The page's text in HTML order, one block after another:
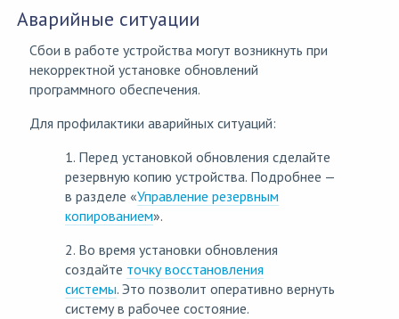
Аварийные ситуации
Сбои в работе устройства могут возникнуть при
некорректной установке обновлений
программного обеспечения.
Для профилактики аварийных ситуаций:
1. Перед установкой обновления сделайте
резервную копию устройства. Подробнее —
в разделе «Управление резервным
копированием».
2. Во время установки обновления
создайте точку восстановления
системы. Это позволит оперативно вернуть
систему в рабочее состояние.